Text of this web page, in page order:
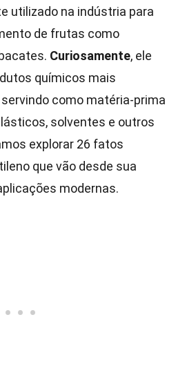
utilizado na indústria para
de frutas como
Curiosamente, ele
químicos mais
como matéria-prima
solventes e outros
explorar 26 fatos
que vão desde sua
modernas.